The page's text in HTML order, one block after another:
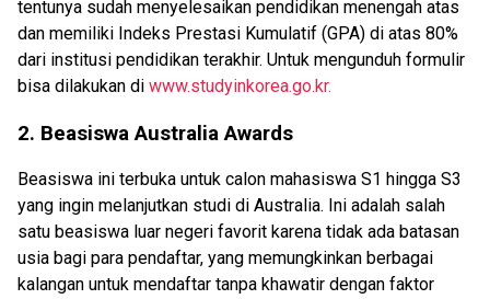
tentunya sudah menyelesaikan pendidikan menengah atas
dan memiliki Indeks Prestasi Kumulatif (GPA) di atas 80%
dari institusi pendidikan terakhir. Untuk mengunduh formulir
bisa dilakukan di www.studyinkorea.go.kr.
2. Beasiswa Australia Awards
Beasiswa ini terbuka untuk calon mahasiswa S1 hingga S3
yang ingin melanjutkan studi di Australia. Ini adalah salah
satu beasiswa luar negeri favorit karena tidak ada batasan
usia bagi para pendaftar, yang memungkinkan berbagai
kalangan untuk mendaftar tanpa khawatir dengan faktor